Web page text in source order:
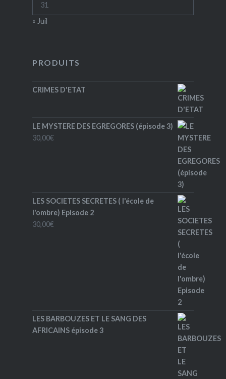
31
« Juil
PRODUITS
CRIMES D'ETAT
LE MYSTERE DES EGREGORES (épisode 3)
30,00€
LES SOCIETES SECRETES ( l'école de
l'ombre) Episode 2
30,00€
LES BARBOUZES ET LE SANG DES
AFRICAINS épisode 3